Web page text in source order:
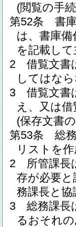
(閲覧の手
第52条
書
は、書庫
を記載し
2
借覧文書
してはな
3
借覧文書
え、又は
(保存文書
第53条
総
リストを
2
所管課長
存が必要
務課長と
3
総務課長
るおそれ